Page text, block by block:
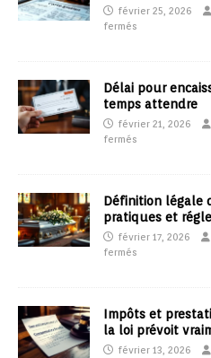
février 25, 2026
fermés
Délai pour
temps attendre
février 21, 2026
fermés
Définition légale
pratiques et
février 17, 2026
fermés
Impôts et
la loi prévoit
février 13, 2026